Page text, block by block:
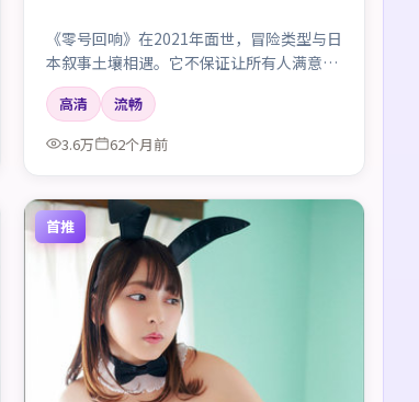
《零号回响》在2021年面世，冒险类型与日
本叙事土壤相遇。它不保证让所有人满意，
但几乎保证让你记住一两个镜头、一两句对
白，以及散场后心里那点挥之不去的回声。
高清
流畅
3.6万
62个月前
首推